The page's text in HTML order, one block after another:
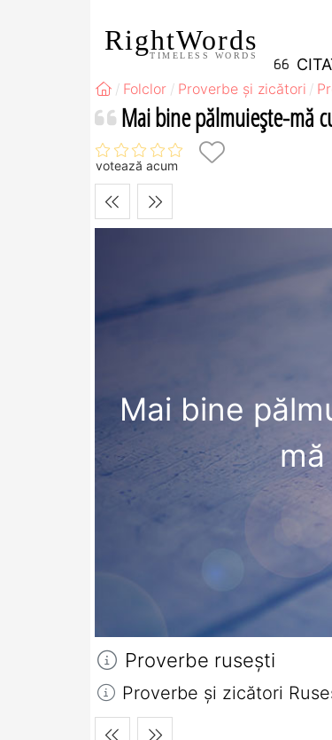
RightWords
TIMELESS WORDS
Folclor Proverbe și zicători
Mai bine pălmuieşte-mă
votează acum
Mai bine
Proverbe ruseşti
Proverbe și zicători